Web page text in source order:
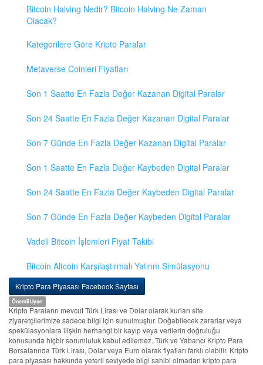
Bitcoin Halving Nedir? Bitcoin Halving Ne Zaman
Olacak?
Kategorilere Göre Kripto Paralar
Metaverse Coinleri Fiyatları
Son 1 Saatte En Fazla Değer Kazanan Digital Paralar
Son 24 Saatte En Fazla Değer Kazanan Digital Paralar
Son 7 Günde En Fazla Değer Kazanan Digital Paralar
Son 1 Saatte En Fazla Değer Kaybeden Digital Paralar
Son 24 Saatte En Fazla Değer Kaybeden Digital Paralar
Son 7 Günde En Fazla Değer Kaybeden Digital Paralar
Vadeli Bitcoin İşlemleri Fiyat Takibi
Bitcoin Altcoin Karşılaştırmalı Yatırım Simülasyonu
Kripto Para Piyasası Facebook Sayfası
Önemli Uyarı
Kripto Paraların mevcut Türk Lirası ve Dolar olarak kurları site
ziyaretçilerimize sadece bilgi için sunulmuştur. Doğabilecek zararlar veya
spekülasyonlara ilişkin herhangi bir kayıp veya verilerin doğruluğu
konusunda hiçbir sorumluluk kabul edilemez. Türk ve Yabancı Kripto Para
Borsalarında Türk Lirası, Dolar veya Euro olarak fiyatları farklı olabilir. Kripto
para piyasası hakkında yeterli seviyede bilgi sahibi olmadan kripto para